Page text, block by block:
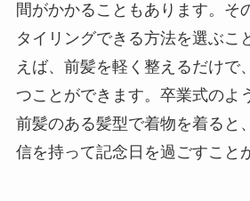
間がかかることもあります。そ
タイリングできる方法を選ぶこ
えば、前髪を軽く整えるだけで
つことができます。卒業式のよ
前髪のある髪型で着物を着ると
信を持って記念日を過ごすこと